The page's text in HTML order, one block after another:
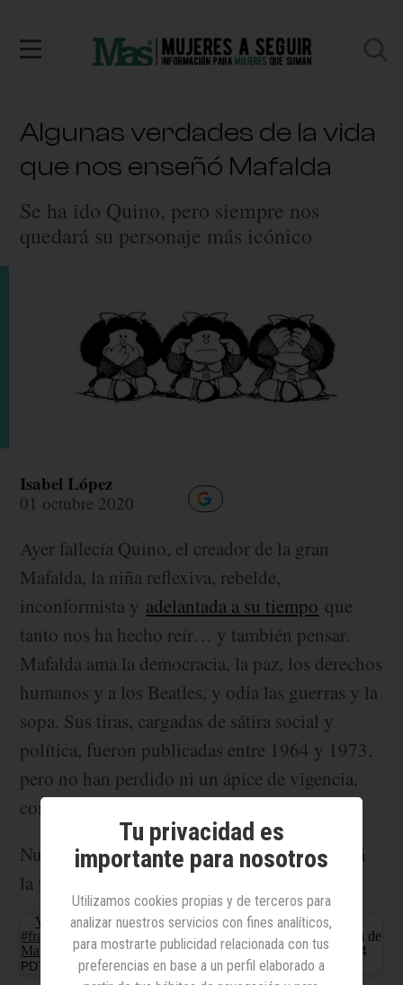
Algunas verdades de la vida
que nos enseñó Mafalda
Se ha ido Quino, pero siempre nos
quedará su personaje más icónico
Isabel López
01 octubre 2020
Ayer fallecía Quino, el creador de la gran
Mafalda, la niña reflexiva, rebelde,
inconformista y adelantada a su tiempo que
tanto nos ha hecho reír… y también pensar.
Mafalda ama la democracia, la paz, los derechos
humanos y a los Beatles, y odia las guerras y la
sopa. Sus tiras, cargadas de sátira social y
política, fueron publicadas entre 1964 y 1973,
pero no han perdido ni un ápice de vigencia,
como bien demuestran estos ejemplos:
Nunca hay que dejar de soñar, ya se encargará
la vida de que aterricemos
Ver esta publicación en Instagram
Como siempre...
#frasesmafalda #mafalda #quino
Una publicación compartida de
Mafalda Oficial(@mafaldadigital) el11 Ago, 2015 a las 3:34
PDT
Tu privacidad es
importante para nosotros
Utilizamos cookies propias y de terceros para
analizar nuestros servicios con fines analíticos,
para mostrarte publicidad relacionada con tus
preferencias en base a un perfil elaborado a